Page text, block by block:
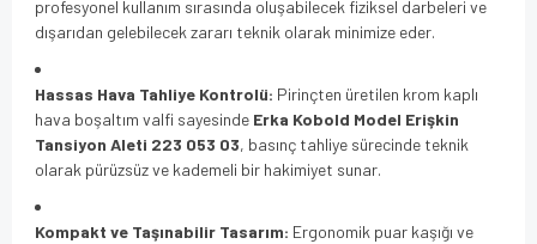
profesyonel kullanım sırasında oluşabilecek fiziksel darbeleri ve
dışarıdan gelebilecek zararı teknik olarak minimize eder.
Hassas Hava Tahliye Kontrolü: Pirinçten üretilen krom kaplı
hava boşaltım valfi sayesinde Erka Kobold Model Erişkin
Tansiyon Aleti 223 053 03, basınç tahliye sürecinde teknik
olarak pürüzsüz ve kademeli bir hakimiyet sunar.
Kompakt ve Taşınabilir Tasarım: Ergonomik puar kaşığı ve